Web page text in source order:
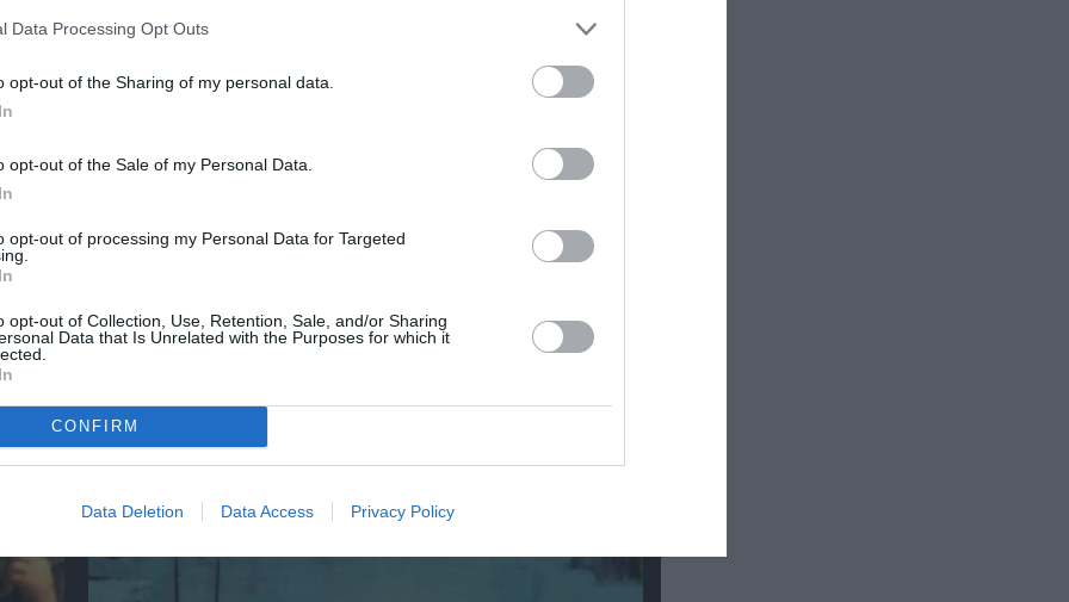
Data Processing Opt Outs
opt-out of the Sharing of my personal data.
opt-out of the Sale of my Personal Data.
opt-out of processing my Personal Data for Targeted
opt-out of Collection, Use, Retention, Sale, and/or Sharing
Data that Is Unrelated with the Purposes for which it
CONFIRM
Data Deletion Data Access Privacy Policy
στην γκαλερί Ακρόπρωρο